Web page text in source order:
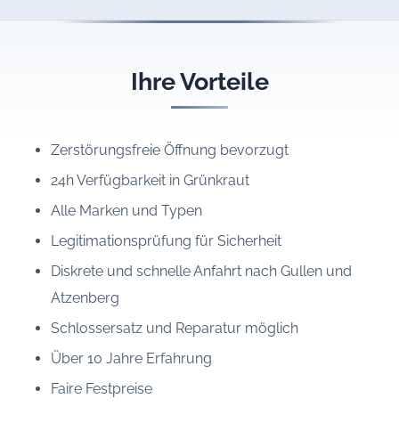
Ihre Vorteile
Zerstörungsfreie Öffnung bevorzugt
24h Verfügbarkeit in Grünkraut
Alle Marken und Typen
Legitimationsprüfung für Sicherheit
Diskrete und schnelle Anfahrt nach Gullen und
Atzenberg
Schlossersatz und Reparatur möglich
Über 10 Jahre Erfahrung
Faire Festpreise